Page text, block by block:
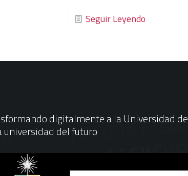
Seguir Leyendo
digitalmente a la Universidad
universidad del futuro